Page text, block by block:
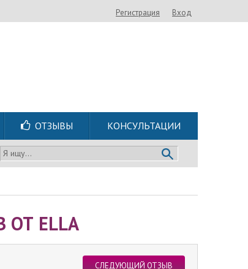
Регистрация Вход
ОТЗЫВЫ КОНСУЛЬТАЦИИ
Я ищу...
ELLA
СЛЕДУЮЩИЙ ОТЗЫВ